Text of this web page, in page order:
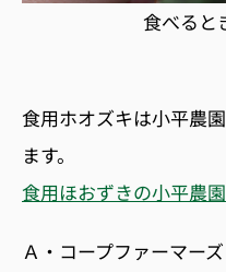
食べると
食用ホオズキは小平農
ます。
食用ほおずきの小平農園
Ａ・コープファーマー